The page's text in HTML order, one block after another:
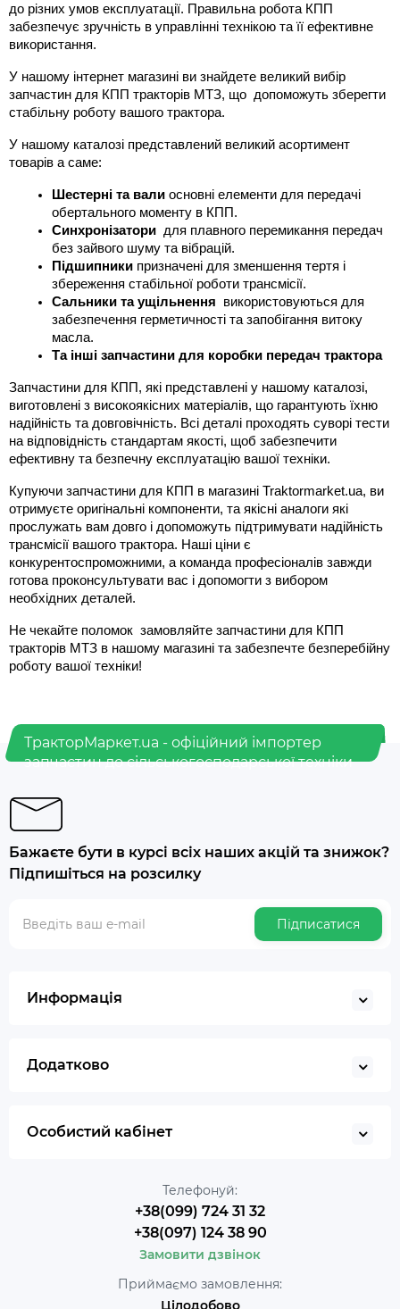
до різних умов експлуатації. Правильна робота КПП
забезпечує зручність в управлінні технікою та її ефективне
використання.
У нашому інтернет магазині ви знайдете великий вибір
запчастин для КПП тракторів МТЗ, що  допоможуть зберегти
стабільну роботу вашого трактора.
У нашому каталозі представлений великий асортимент
товарів а саме:
Шестерні та вали основні елементи для передачі
обертального моменту в КПП.
Синхронізатори для плавного перемикання передач
без зайвого шуму та вібрацій.
Підшипники призначені для зменшення тертя і
збереження стабільної роботи трансмісії.
Сальники та ущільнення використовуються для
забезпечення герметичності та запобігання витоку
масла.
Та інші запчастини для коробки передач трактора
Запчастини для КПП, які представлені у нашому каталозі,
виготовлені з високоякісних матеріалів, що гарантують їхню
надійність та довговічність. Всі деталі проходять суворі тести
на відповідність стандартам якості, щоб забезпечити
ефективну та безпечну експлуатацію вашої техніки.
Купуючи запчастини для КПП в магазині Traktormarket.ua, ви
отримуєте оригінальні компоненти, та якісні аналоги які
прослужать вам довго і допоможуть підтримувати надійність
трансмісії вашого трактора. Наші ціни є
конкурентоспроможними, а команда професіоналів завжди
готова проконсультувати вас і допомогти з вибором
необхідних деталей.
Не чекайте поломок  замовляйте запчастини для КПП
тракторів МТЗ в нашому магазині та забезпечте безперебійну
роботу вашої техніки!
ТракторМаркет.ua - офіційний імпортер
запчастин до сільськогосподарської техніки
Бажаєте бути в курсі всіх наших акцій та знижок?
Підпишіться на розсилку
Підписатися
Информація
Додатково
Особистий кабінет
Телефонуй:
+38(099) 724 31 32
+38(097) 124 38 90
Замовити дзвінок
Приймаємо замовлення:
Цілодобово